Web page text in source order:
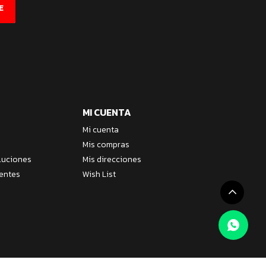
MI CUENTA
Mi cuenta
Mis compras
Mis direcciones
Wish List